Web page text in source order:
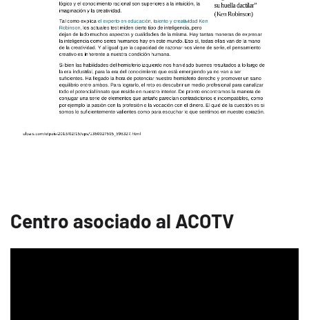
Centro asociado al ACOTV